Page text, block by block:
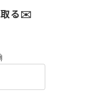
取る✉️